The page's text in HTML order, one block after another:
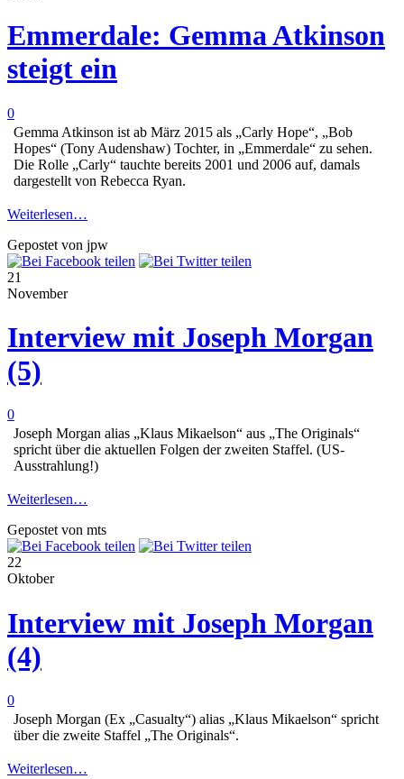
Emmerdale: Gemma Atkinson
steigt ein
0
Gemma Atkinson ist ab März 2015 als „Carly Hope“, „Bob
Hopes“ (Tony Audenshaw) Tochter, in „Emmerdale“ zu sehen.
Die Rolle „Carly“ tauchte bereits 2001 und 2006 auf, damals
dargestellt von Rebecca Ryan.
Weiterlesen…
Gepostet von jpw
21
November
Interview mit Joseph Morgan
(5)
0
Joseph Morgan alias „Klaus Mikaelson“ aus „The Originals“
spricht über die aktuellen Folgen der zweiten Staffel. (US-
Ausstrahlung!)
Weiterlesen…
Gepostet von mts
22
Oktober
Interview mit Joseph Morgan
(4)
0
Joseph Morgan (Ex „Casualty“) alias „Klaus Mikaelson“ spricht
über die zweite Staffel „The Originals“.
Weiterlesen…